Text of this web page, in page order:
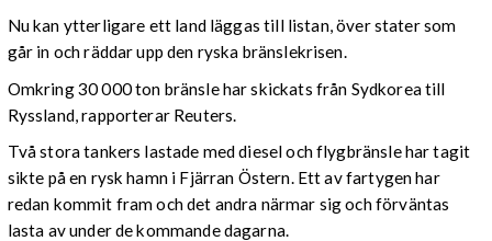
Nu kan ytterligare ett land läggas till listan, över stater som
går in och räddar upp den ryska bränslekrisen.
Omkring 30 000 ton bränsle har skickats från Sydkorea till
Ryssland, rapporterar Reuters.
Två stora tankers lastade med diesel och flygbränsle har tagit
sikte på en rysk hamn i Fjärran Östern. Ett av fartygen har
redan kommit fram och det andra närmar sig och förväntas
lasta av under de kommande dagarna.